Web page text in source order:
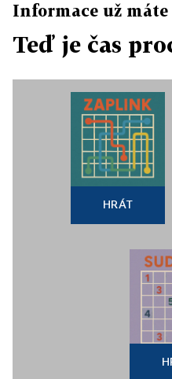
Informace už máte
Teď je čas
HRÁT